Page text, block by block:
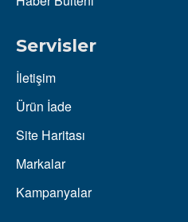
Servisler
İletişim
Ürün İade
Site Haritası
Markalar
Kampanyalar